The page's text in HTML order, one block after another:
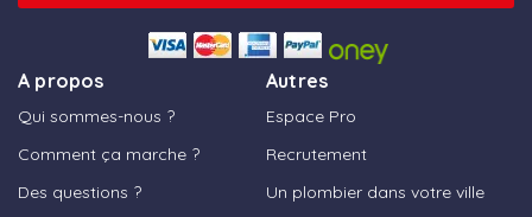
A propos
Qui sommes-nous ?
Comment ça marche ?
Des questions ?
Autres
Espace Pro
Recrutement
Un plombier dans votre ville